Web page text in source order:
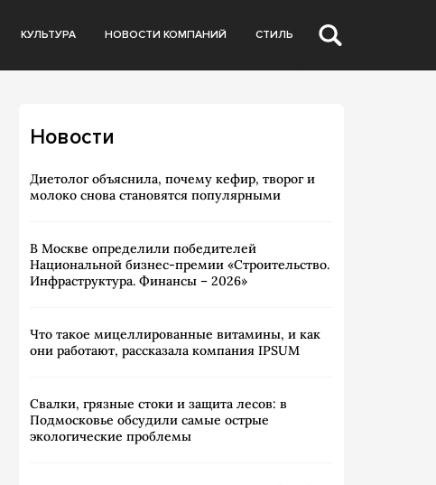
КУЛЬТУРА НОВОСТИ КОМПАНИЙ СТИЛЬ
Новости
Диетолог объяснила, почему кефир, творог и
молоко снова становятся популярными
В Москве определили победителей
Национальной бизнес-премии «Строительство.
Инфраструктура. Финансы – 2026»
Что такое мицеллированные витамины, и как
они работают, рассказала компания IPSUM
Свалки, грязные стоки и защита лесов: в
Подмосковье обсудили самые острые
экологические проблемы